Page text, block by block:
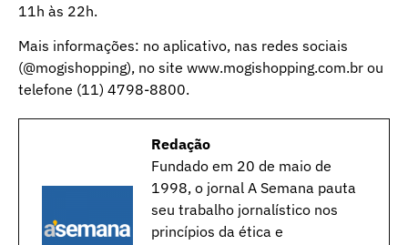
11h às 22h.
Mais informações: no aplicativo, nas redes sociais
(@mogishopping), no site www.mogishopping.com.br ou
telefone (11) 4798-8800.
Redação
Fundado em 20 de maio de
1998, o jornal A Semana pauta
seu trabalho jornalístico nos
princípios da ética e